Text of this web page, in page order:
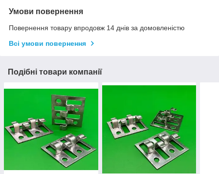
Умови повернення
Повернення товару впродовж 14 днів за домовленістю
Всі умови повернення
Подібні товари компанії